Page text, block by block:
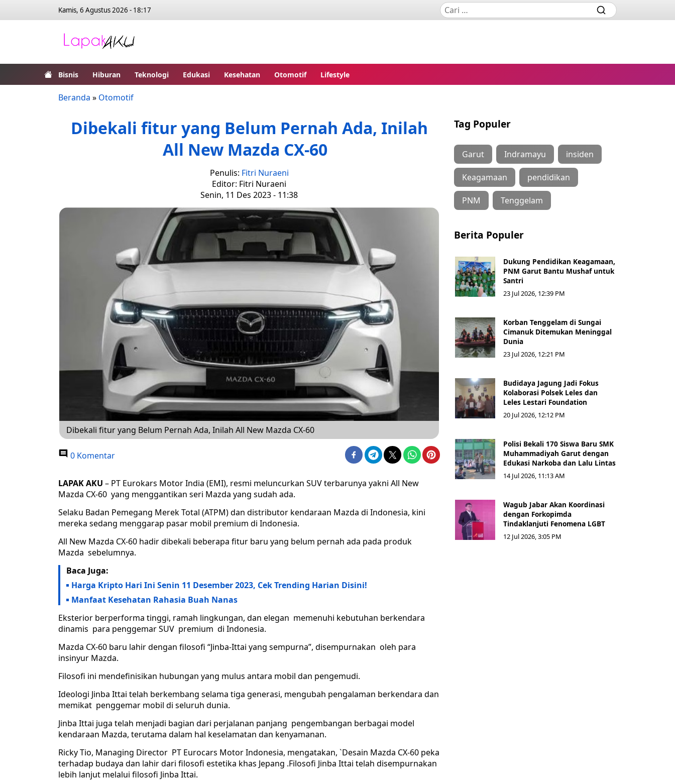
Kamis, 6 Agustus 2026 - 18:17
Bisnis Hiburan Teknologi Edukasi Kesehatan Otomotif Lifestyle
Beranda » Otomotif
Dibekali fitur yang Belum Pernah Ada, Inilah
All New Mazda CX-60
Penulis: Fitri Nuraeni
Editor: Fitri Nuraeni
Senin, 11 Des 2023 - 11:38
Dibekali fitur yang Belum Pernah Ada, Inilah All New Mazda CX-60
0 Komentar
LAPAK AKU – PT Eurokars Motor India (EMI), resmi meluncurkan SUV terbarunya yakni All New
Mazda CX-60 yang menggantikan seri Mazda yang sudah ada.
Selaku Badan Pemegang Merek Total (ATPM) dan distributor kendaraan Mazda di Indonesia, kini
mereka sedang menggarap pasar mobil premium di Indonesia.
All New Mazda CX-60 hadir dibekali beberapa fitur baru yang belum pernah ada pada produk
Mazda sebelumnya.
Baca Juga:
Harga Kripto Hari Ini Senin 11 Desember 2023, Cek Trending Harian Disini!
Manfaat Kesehatan Rahasia Buah Nanas
Eksterior berperforma tinggi, ramah lingkungan, dan elegan memenuhi kebutuhan berkendara
dinamis para penggemar SUV premium di Indonesia.
Mazda CX-60 baru lahir dengan filosofi “Jinba-Ittai yang sempurna”, disempurnakan oleh para
insinyur Mazda.
Filosofi ini mendefinisikan hubungan yang mulus antara mobil dan pengemudi.
Ideologi Jinba Ittai telah berkembang selama tiga generasi, mengubah pengalaman berkendara dan
memikat penggemar mobil di seluruh dunia.
Jinba Ittai juga telah menjadi bagian dari perjalanan panjang pengembangan berbagai model
kendaraan Mazda, terutama dalam hal keselamatan dan kenyamanan.
Ricky Tio, Managing Director PT Eurocars Motor Indonesia, mengatakan, `Desain Mazda CX-60 peka
terhadap budaya dan lahir dari filosofi estetika khas Jepang .Filosofi Jinba Ittai telah disempurnakan
lebih lanjut melalui filosofi Jinba Ittai.
Tag Populer
Garut Indramayu insiden
Keagamaan pendidikan
PNM Tenggelam
Berita Populer
Dukung Pendidikan Keagamaan,
PNM Garut Bantu Mushaf untuk
Santri
23 Jul 2026, 12:39 PM
Korban Tenggelam di Sungai
Cimanuk Ditemukan Meninggal
Dunia
23 Jul 2026, 12:21 PM
Budidaya Jagung Jadi Fokus
Kolaborasi Polsek Leles dan
Leles Lestari Foundation
20 Jul 2026, 12:12 PM
Polisi Bekali 170 Siswa Baru SMK
Muhammadiyah Garut dengan
Edukasi Narkoba dan Lalu Lintas
14 Jul 2026, 11:13 AM
Wagub Jabar Akan Koordinasi
dengan Forkopimda
Tindaklanjuti Fenomena LGBT
12 Jul 2026, 3:05 PM